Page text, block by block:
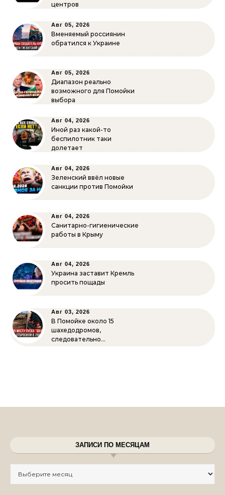
центров
Авг 05, 2026
Вменяемый россиянин
обратился к Украине
Авг 05, 2026
Диапазон реально
возможного для Помойки
выбора
Авг 04, 2026
Иной раз какой-то
беспилотник таки
долетает
Авг 04, 2026
Зеленский ввёл новые
санкции против Помойки
Авг 04, 2026
Санитарно-гигиенические
работы в Крыму
Авг 04, 2026
Украина заставит Кремль
просить пощады
Авг 03, 2026
В Помойке около 15
шахедодромов,
следовательно…
ЗАПИСИ ПО МЕСЯЦАМ